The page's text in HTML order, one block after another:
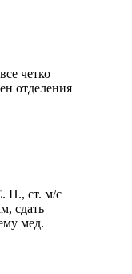
четко
отделения
П., ст. м/с
сдать
мед.